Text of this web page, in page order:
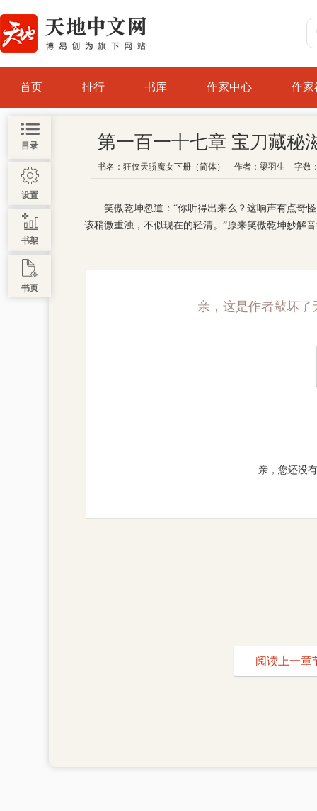
首页 排行 书库 作家中心 作家
目录
设置
书架
书页
第一百一十七章 宝刀藏秘
书名： 狂侠天骄魔女下册（简体） 作者： 梁羽生 字数
笑傲乾坤忽道：“你听得出来么？这响声有点奇
该稍微重浊，不似现在的轻清。”原来笑傲乾坤妙解
亲，这是作者敲坏
亲，您还没
阅读上一章